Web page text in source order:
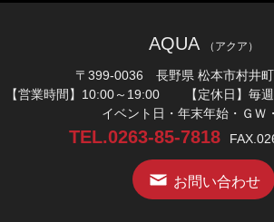
AQUA （アクア）
〒399-0036 長野県 松本市村井
【営業時間】10:00～19:00 【定休日】毎週
イベント日・年末年始・ＧＷ
TEL.0263-85-7818
お問い合わせ